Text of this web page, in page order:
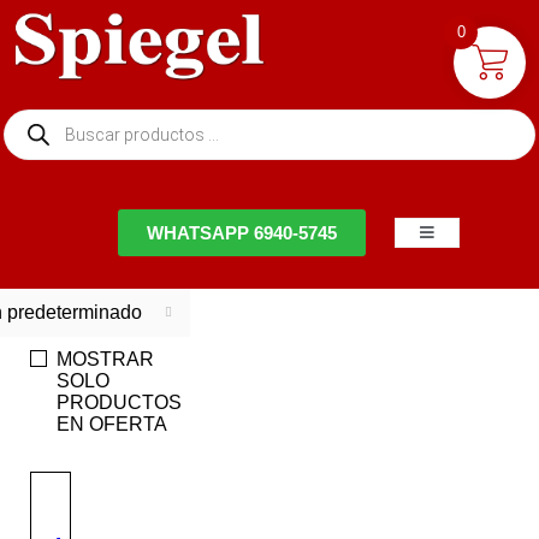
WHATSAPP 6940-5745
predeterminado
MOSTRAR
SOLO
PRODUCTOS
EN OFERTA
0